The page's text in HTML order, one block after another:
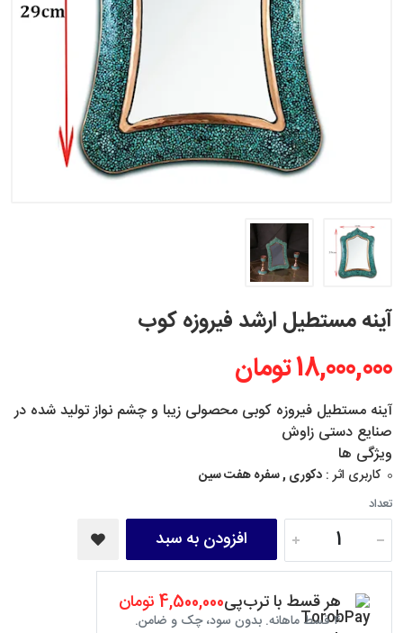
آینه مستطیل ارشد فیروزه کوب
18,000,000 تومان
آینه مستطیل فیروزه کوبی محصولی زیبا و چشم نواز تولید شده در
صنایع دستی زاوش
ویژگی ها
کاربری اثر : دکوری , سفره هفت سین
تعداد
افزودن به سبد
هر قسط با ترب‌پی4,500,000 تومان
۴ قسط ماهانه. بدون سود، چک و ضامن.